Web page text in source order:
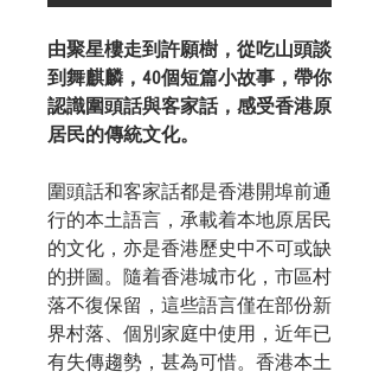
由聚星樓走到許願樹，從吃山頭談
到舞麒麟，40個短篇小故事，帶你
認識圍頭話與客家話，感受香港原
居民的傳統文化。
圍頭話和客家話都是香港開埠前通
行的本土語言，承載着本地原居民
的文化，亦是香港歷史中不可或缺
的拼圖。隨着香港城市化，市區村
落不復保留，這些語言僅在部份新
界村落、個別家庭中使用，近年已
有失傳趨勢，甚為可惜。香港本土